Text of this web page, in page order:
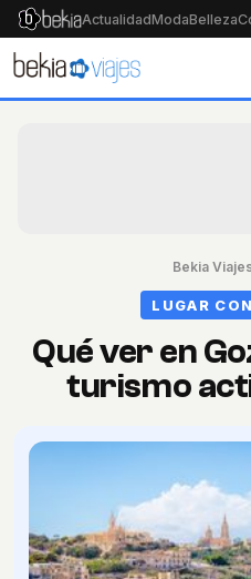
ActualidadModaBelleza
Bekia
LUGAR
Qué ver en
turismo